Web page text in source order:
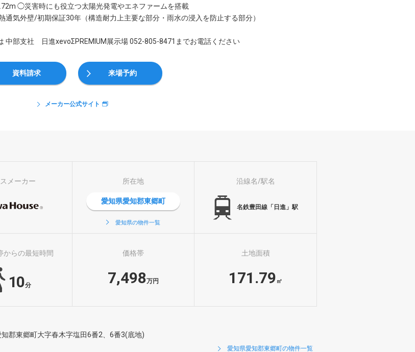
◯災害時にも役立つ太陽光発電やエネファームを搭載
気外壁/初期保証30年（構造耐力上主要な部分・雨水の浸入を防止する部分）
中部支社 日進xevoΣPREMIUM展示場 052-805-8471までお電話ください
資料請求 来場予約
メーカー公式サイト
メーカー 所在地
愛知県愛知郡東郷町
愛知県の物件一覧
沿線名/駅名
名鉄豊田線「日進」駅
からの最短時間
10分
価格帯
7,498万円
土地面積
171.79 ㎡
郡東郷町大字春木字塩田6番2、6番3(底地)
愛知県愛知郡東郷町の物件一覧